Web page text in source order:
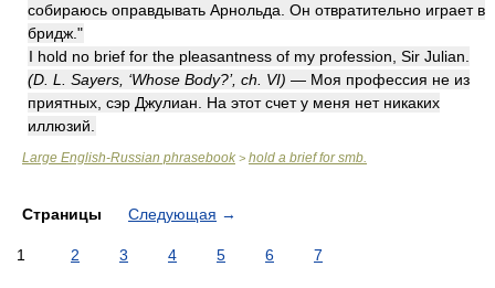
собираюсь оправдывать Арнольда. Он отвратительно играет в
бридж."
I hold no brief for the pleasantness of my profession, Sir Julian.
(D. L. Sayers, ‘Whose Body?’, ch. VI) — Моя профессия не из
приятных, сэр Джулиан. На этот счет у меня нет никаких
иллюзий.
Large English-Russian phrasebook > hold a brief for smb.
Страницы Следующая →
1 2 3 4 5 6 7